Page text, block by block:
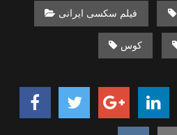
فیلم سکسی ایرانی
کوس